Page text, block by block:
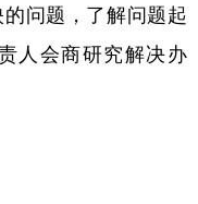
问题，了解问题起
人会商研究解决办